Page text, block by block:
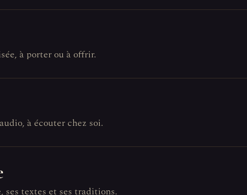
à porter ou à offrir.
à écouter chez soi.
ses textes et ses traditions.